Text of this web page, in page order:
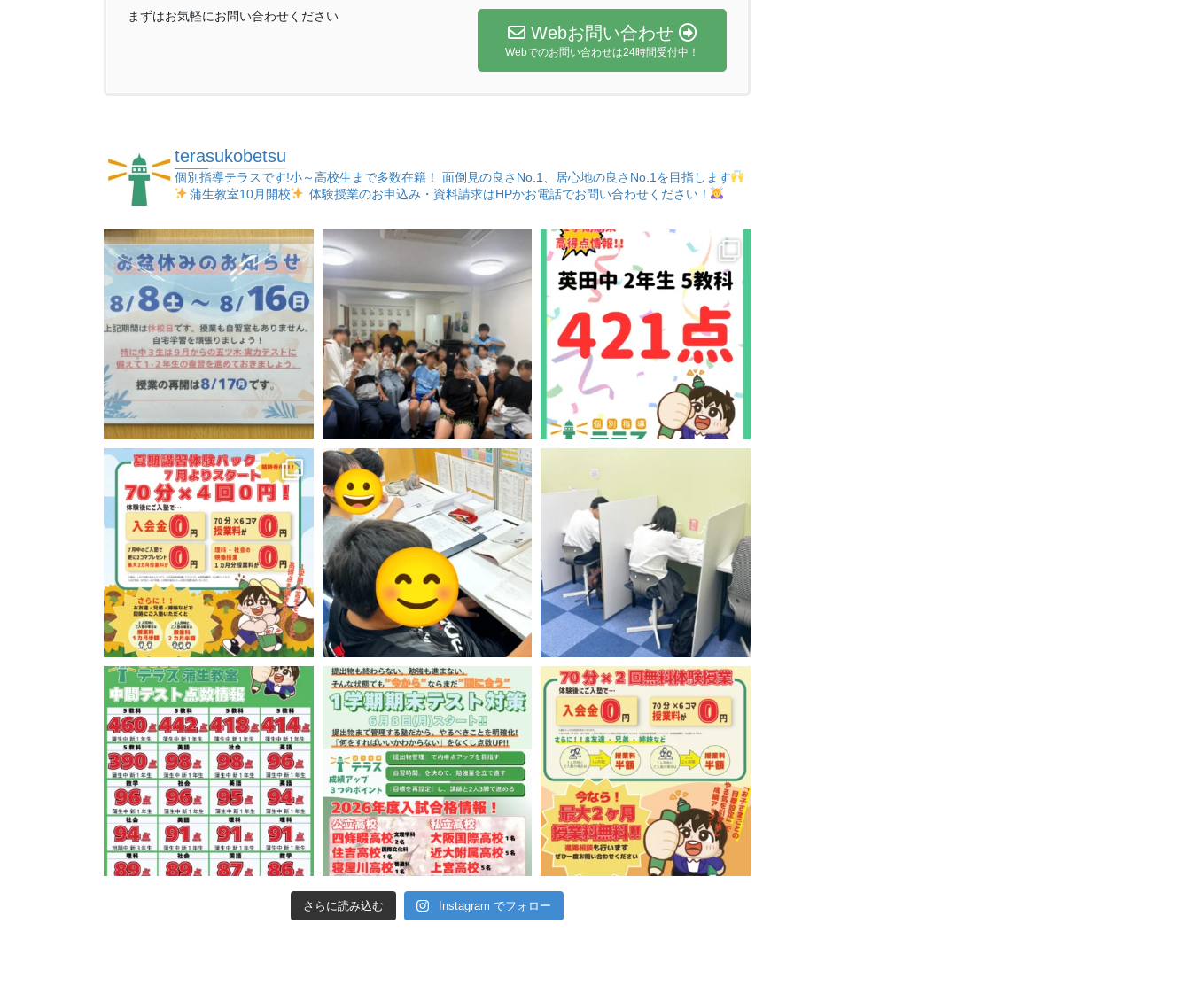
まずはお気軽にお問い合わせください
Webお問い合わせ
Webでのお問い合わせは24時間受付中！
terasukobetsu
個別指導テラスです!小～高校生まで多数在籍！
面倒見の良さNo.1、居心地の良さNo.1を目指します
蒲生教室10月開校
体験授業のお申込み・資料請求はHPかお電話でお問い合わせください！
さらに読み込む Instagram でフォロー